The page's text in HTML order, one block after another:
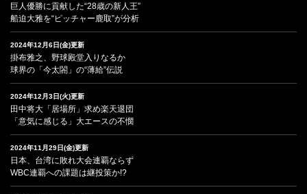
巨人優勝に貢献した“28歳の新人王”
船迫大雅を“ピッチャー鹿取”が分析
2024年12月6日(金)更新
掛布雅之、野球殿堂入りなるか
球界の「今太閤」の“薄給”伝説
2024年12月3日(火)更新
田中将大「居場所」求め楽天退団
「意気に感じる」大エースの不憫
2024年11月29日(金)更新
日本、台湾に敗れ大会連覇ならず
WBC連覇への課題は継投策か!?